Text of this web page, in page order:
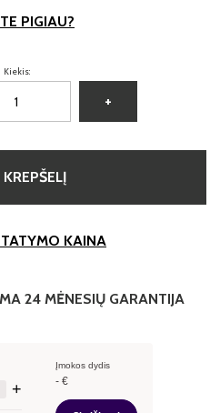
PIGIAU?
Kiekis:
+
KREPŠELĮ
KAINA
24 MĖNESIŲ GARANTIJA